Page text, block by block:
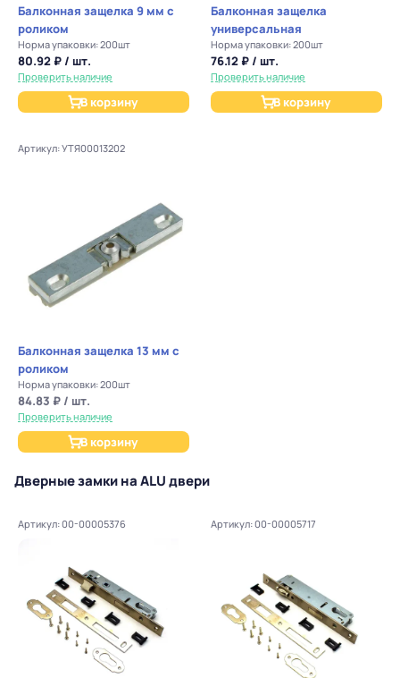
Балконная защелка 9 мм с
роликом
Норма упаковки: 200шт
80.92 ₽ / шт.
Проверить наличие
В корзину
Балконная защелка
универсальная
Норма упаковки: 200шт
76.12 ₽ / шт.
Проверить наличие
В корзину
Артикул: УТЯ00013202
Балконная защелка 13 мм с
роликом
Норма упаковки: 200шт
84.83 ₽ / шт.
Проверить наличие
В корзину
Дверные замки на ALU двери
Артикул: 00-00005376 Артикул: 00-00005717